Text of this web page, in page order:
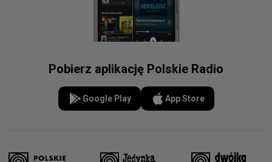
Pobierz aplikację Polskie Radio
Google Play App Store